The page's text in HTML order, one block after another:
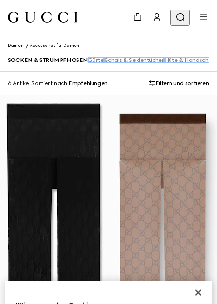
Damen Accessoires für Damen
SOCKEN & STRUMPFHOSEN Gürtel Schals & Seidentücher Hüte &
6 Artikel Sortiert nach Empfehlungen Filtern und sortieren
Runway